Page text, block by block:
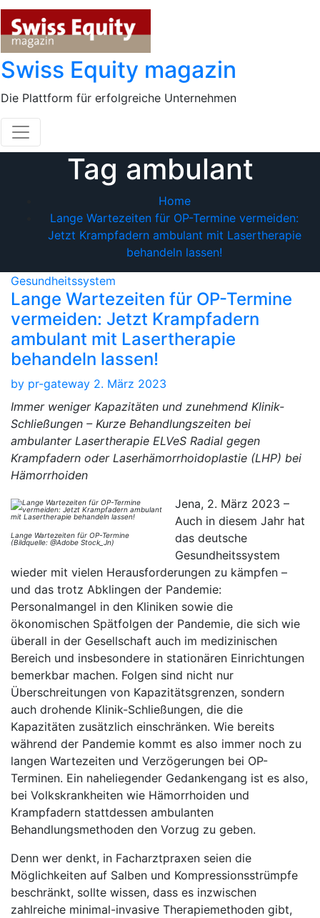
Skip
content
Swiss Equity magazin
Die Plattform für erfolgreiche Unternehmen
Tag ambulant
Home
Lange Wartezeiten für OP-Termine vermeiden:
Jetzt Krampfadern ambulant mit Lasertherapie
behandeln lassen!
Gesundheitssystem
Lange Wartezeiten für OP-Termine
vermeiden: Jetzt Krampfadern
ambulant mit Lasertherapie
behandeln lassen!
by pr-gateway 2. März 2023
Immer weniger Kapazitäten und zunehmend Klinik-
Schließungen – Kurze Behandlungszeiten bei
ambulanter Lasertherapie ELVeS Radial gegen
Krampfadern oder Laserhämorrhoidoplastie (LHP) bei
Hämorrhoiden
Lange Wartezeiten für OP-Termine
(Bildquelle: @Adobe Stock_Jn)
Jena, 2. März 2023 –
Auch in diesem Jahr hat
das deutsche
Gesundheitssystem
wieder mit vielen Herausforderungen zu kämpfen –
und das trotz Abklingen der Pandemie:
Personalmangel in den Kliniken sowie die
ökonomischen Spätfolgen der Pandemie, die sich wie
überall in der Gesellschaft auch im medizinischen
Bereich und insbesondere in stationären Einrichtungen
bemerkbar machen. Folgen sind nicht nur
Überschreitungen von Kapazitätsgrenzen, sondern
auch drohende Klinik-Schließungen, die die
Kapazitäten zusätzlich einschränken. Wie bereits
während der Pandemie kommt es also immer noch zu
langen Wartezeiten und Verzögerungen bei OP-
Terminen. Ein naheliegender Gedankengang ist es also,
bei Volkskrankheiten wie Hämorrhoiden und
Krampfadern stattdessen ambulanten
Behandlungsmethoden den Vorzug zu geben.
Denn wer denkt, in Facharztpraxen seien die
Möglichkeiten auf Salben und Kompressionsstrümpfe
beschränkt, sollte wissen, dass es inzwischen
zahlreiche minimal-invasive Therapiemethoden gibt,